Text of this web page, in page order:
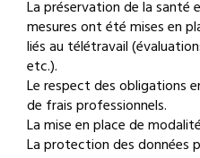
La préservation de la santé
mesures ont été mises en
liés au télétravail
etc.).
Le respect des obligations
de frais professionnels.
La mise en place de
La protection des données